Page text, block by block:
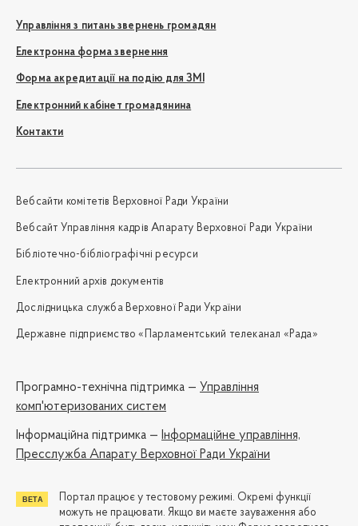
Управління з питань звернень громадян
Електронна форма звернення
Форма акредитації на подію для ЗМІ
Електронний кабінет громадянина
Контакти
Вебсайти комітетів Верховної Ради України
Вебсайт Управління кадрів Апарату Верховної Ради України
Бібліотечно-бібліографічні ресурси
Електронний архів документів
Дослідницька служба Верховної Ради України
Державне підприємство «Парламентський телеканал «Рада»
Програмно-технічна підтримка — Управління
комп'ютеризованих систем
Iнформаційна підтримка — Інформаційне управління,
Пресслужба Апарату Верховної Ради України
Портал працює у тестовому режимі. Окремі функції
можуть не працювати. Якщо ви маєте зауваження або